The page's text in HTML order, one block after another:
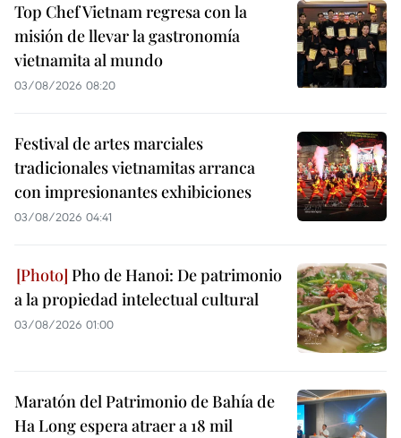
Top Chef Vietnam regresa con la
misión de llevar la gastronomía
vietnamita al mundo
03/08/2026 08:20
Festival de artes marciales
tradicionales vietnamitas arranca
con impresionantes exhibiciones
03/08/2026 04:41
Pho de Hanoi: De patrimonio
a la propiedad intelectual cultural
03/08/2026 01:00
Maratón del Patrimonio de Bahía de
Ha Long espera atraer a 18 mil